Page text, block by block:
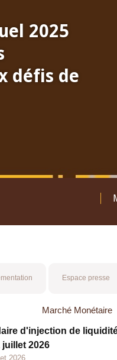
2025
défis de
Espace presse
Marché Monétaire
d'injection de liquidité
juillet 2026
2026